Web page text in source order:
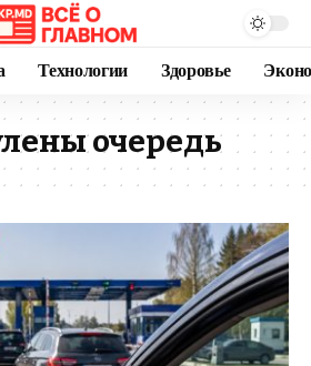
Технологии Здоровье
очередь